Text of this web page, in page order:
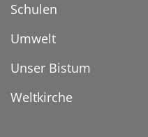
Schulen
Umwelt
Unser Bistum
Weltkirche